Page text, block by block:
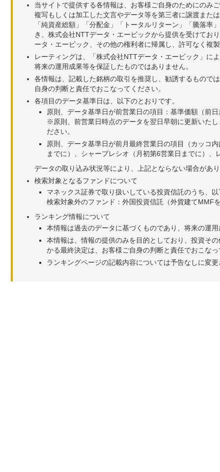
当サイトで提供する各情報は、お客様ご自身のためにのみ
複写もしくは加工した文言やデータ等を第三者に譲渡また
「純資産総額」「分配金」「トータルリターン」「騰落
き、株式会社NTTデータ・エービックから提供を受けてお
ータ・エービック、その他の権利者に帰属し、許可なく複
レーティングは、「株式会社NTTデータ・エービック」に
将来の運用成果等を保証したものではありません。
各情報は、記載した銘柄の取引を推奨し、勧誘するもので
自身の判断と責任でおこなってください。
各項目のデータ基準日は、以下のとおりです。
原則、データ基準日が前営業日の項目：基準価額（前
※原則、前営業日時点のデータを翌日早朝に更新いた
ださい。
原則、データ基準日が前月最終営業日の項目（カッコ
までに）、シャープレシオ（月初第6営業日までに）
データの取り込み状況等により、上記とならない場合があ
検索対象となるファンドについて
マネックス証券で取り扱いしている投資信託のうち、
検索対象外のファンド：外国投資信託（外貨建てMMF
ランキング情報について
本情報は過去のデータに基づくものであり、将来の運
本情報は、情報の提供のみを目的としており、投資そ
かる最終決定は、お客様ご自身の判断と責任でおこな
ランキングページの記載内容については予告なしに変